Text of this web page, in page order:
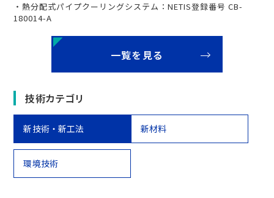
・熱分配式パイプクーリングシステム：NETIS登録番号 CB-
180014-A
一覧を見る
技術カテゴリ
新技術・新工法 新材料
環境技術